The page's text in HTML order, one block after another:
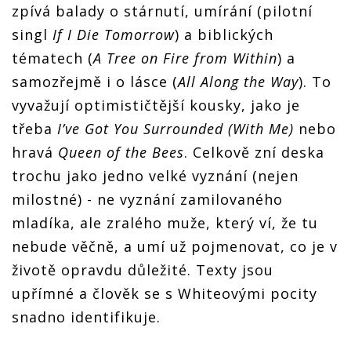
zpívá balady o stárnutí, umírání (pilotní
singl If I Die Tomorrow) a biblických
tématech (A Tree on Fire from Within) a
samozřejmě i o lásce (All Along the Way). To
vyvažují optimističtější kousky, jako je
třeba I’ve Got You Surrounded (With Me) nebo
hravá Queen of the Bees. Celkově zní deska
trochu jako jedno velké vyznání (nejen
milostné) - ne vyznání zamilovaného
mladíka, ale zralého muže, který ví, že tu
nebude věčně, a umí už pojmenovat, co je v
životě opravdu důležité. Texty jsou
upřímné a člověk se s Whiteovými pocity
snadno identifikuje.